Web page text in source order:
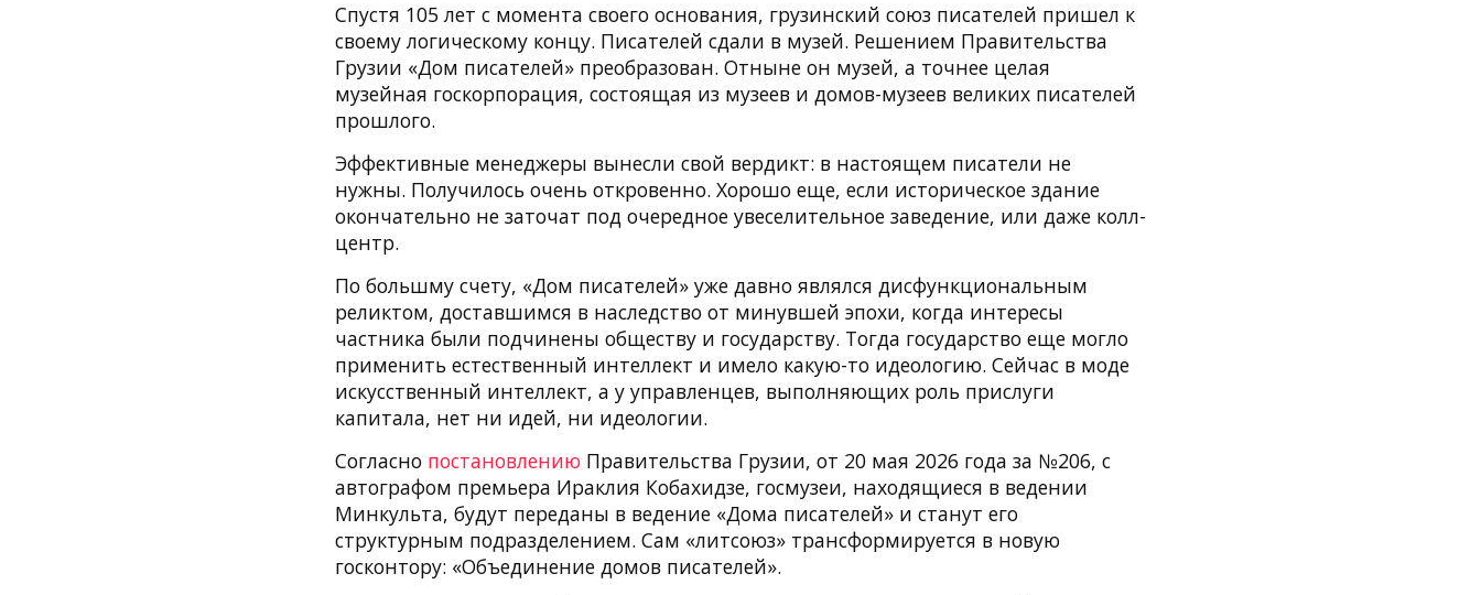
Спустя 105 лет с момента своего основания, грузинский союз писателей пришел к
своему логическому концу. Писателей сдали в музей. Решением Правительства
Грузии «Дом писателей» преобразован. Отныне он музей, а точнее целая
музейная госкорпорация, состоящая из музеев и домов-музеев великих писателей
прошлого.
Эффективные менеджеры вынесли свой вердикт: в настоящем писатели не
нужны. Получилось очень откровенно. Хорошо еще, если историческое здание
окончательно не заточат под очередное увеселительное заведение, или даже колл-
центр.
По большму счету, «Дом писателей» уже давно являлся дисфункциональным
реликтом, доставшимся в наследство от минувшей эпохи, когда интересы
частника были подчинены обществу и государству. Тогда государство еще могло
применить естественный интеллект и имело какую-то идеологию. Сейчас в моде
искусственный интеллект, а у управленцев, выполняющих роль прислуги
капитала, нет ни идей, ни идеологии.
Согласно постановлению Правительства Грузии, от 20 мая 2026 года за №206, с
автографом премьера Ираклия Кобахидзе, госмузеи, находящиеся в ведении
Минкульта, будут переданы в ведение «Дома писателей» и станут его
структурным подразделением. Сам «литсоюз» трансформируется в новую
госконтору: «Объединение домов писателей».